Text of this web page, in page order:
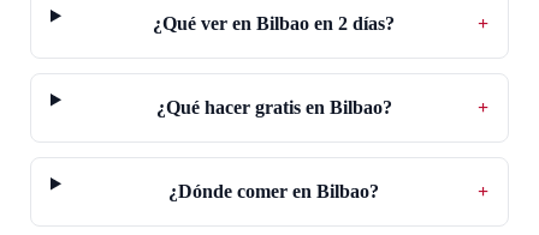
¿Qué ver en Bilbao en 2 días? +
¿Qué hacer gratis en Bilbao? +
¿Dónde comer en Bilbao? +